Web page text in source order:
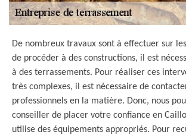
De nombreux travaux sont à effectuer sur
de procéder à des constructions, il est
à des terrassements. Pour réaliser ces
très complexes, il est nécessaire de
professionnels en la matière. Donc, nous
conseiller de placer votre confiance en
utilise des équipements appropriés. Pour